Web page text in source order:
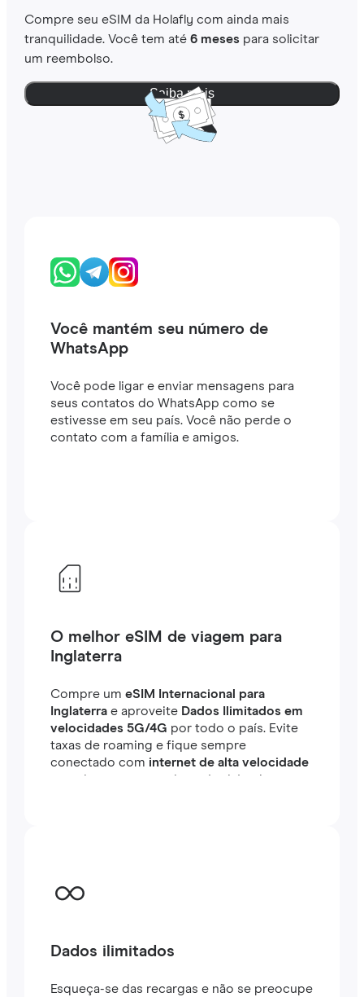
Compre seu eSIM da Holafly com ainda mais
tranquilidade. Você tem até 6 mesespara solicitar
um reembolso.
Saiba mais
Você mantém seu número de
WhatsApp
Você pode ligar e enviar mensagens para
seus contatos do WhatsApp como se
estivesse em seu país. Você não perde o
contato com a família e amigos.
O melhor eSIM de viagem para
Inglaterra
Compre um eSIM Internacional para
Inglaterrae aproveite Dados Ilimitados em
velocidades 5G/4G por todo o país. Evite
taxas de roaming e fique sempre
conectado com internet de alta velocidade
em minutos no exterior, seja viajando ou
Dados ilimitados
Esqueça-se das recargas e não se preocupe